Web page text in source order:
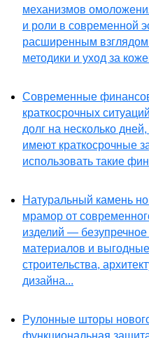
механизмов
и роли в современной
расширенным
методики и уход за
Современные
краткосрочных
долг на несколько
имеют краткосрочные
использовать такие
Натуральный камень
мрамор от
изделий — безупречное
материалов и
строительства,
дизайна...
Рулонные шторы
функциональная